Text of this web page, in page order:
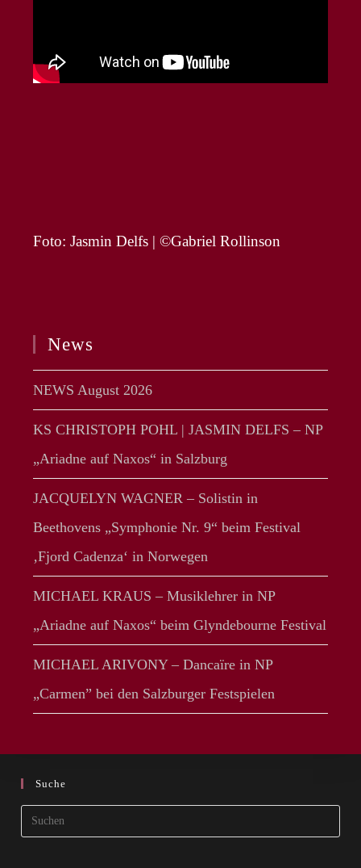
Foto: Jasmin Delfs | ©Gabriel Rollinson
News
NEWS August 2026
KS CHRISTOPH POHL | JASMIN DELFS – NP
„Ariadne auf Naxos“ in Salzburg
JACQUELYN WAGNER – Solistin in
Beethovens „Symphonie Nr. 9“ beim Festival
‚Fjord Cadenza‘ in Norwegen
MICHAEL KRAUS – Musiklehrer in NP
„Ariadne auf Naxos“ beim Glyndebourne Festival
MICHAEL ARIVONY – Dancaïre in NP
„Carmen” bei den Salzburger Festspielen
Suche